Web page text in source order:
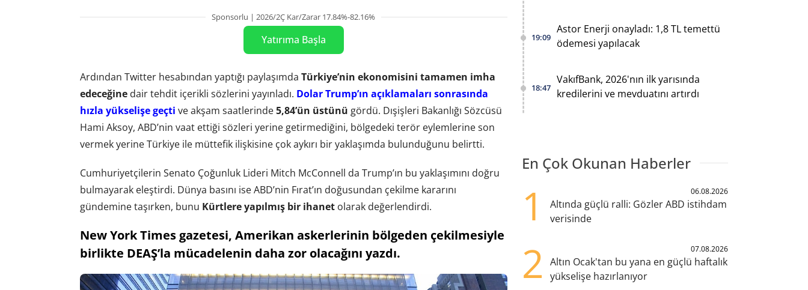
Sponsorlu | 2026/2Ç Kar/Zarar 17.84%-82.16%
Yatırıma Başla
Ardından Twitter hesabından yaptığı paylaşımda Türkiye’nin ekonomisini tamamen imha
edeceğinedair tehdit içerikli sözlerini yayınladı. Dolar Trump’ın açıklamaları sonrasında
hızla yükselişe geçti ve akşam saatlerinde5,84’ün üstünü gördü. Dışişleri Bakanlığı Sözcüsü
Hami Aksoy, ABD’nin vaat ettiği sözleri yerine getirmediğini, bölgedeki terör eylemlerine son
vermek yerine Türkiye ile müttefik ilişkisine çok aykırı bir yaklaşımda bulunduğunu belirtti.
Cumhuriyetçilerin Senato Çoğunluk Lideri Mitch McConnell da Trump’ın bu yaklaşımını doğru
bulmayarak eleştirdi. Dünya basını ise ABD’nin Fırat’ın doğusundan çekilme kararını
gündemine taşırken, bunu Kürtlere yapılmış bir ihanetolarak değerlendirdi.
New York Times gazetesi, Amerikan askerlerinin bölgeden çekilmesiyle
birlikte DEAŞ’la mücadelenin daha zor olacağını yazdı.
19:09
Astor Enerji onayladı: 1,8 TL temettü
ödemesi yapılacak
18:47
VakıfBank, 2026'nın ilk yarısında
kredilerini ve mevduatını artırdı
En Çok Okunan Haberler
1 06.08.2026
Altında güçlü ralli: Gözler ABD istihdam
verisinde
2 07.08.2026
Altın Ocak'tan bu yana en güçlü haftalık
yükselişe hazırlanıyor